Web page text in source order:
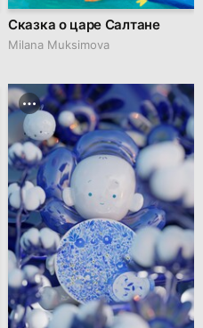
Сказка о царе Салтане
Milana Muksimova